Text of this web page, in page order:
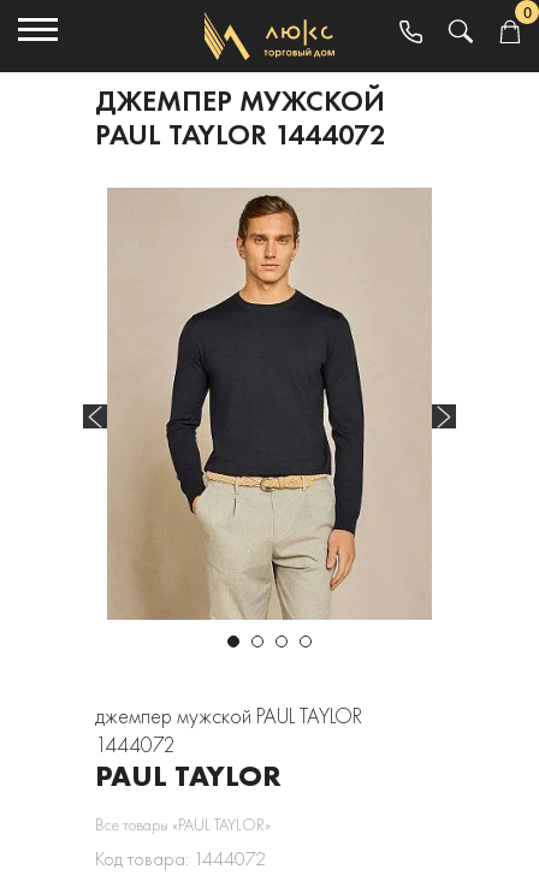
0
ДЖЕМПЕР МУЖСКОЙ
PAUL TAYLOR 1444072
джемпер мужской PAUL TAYLOR
1444072
PAUL TAYLOR
Все товары «PAUL TAYLOR»
Код товара: 1444072